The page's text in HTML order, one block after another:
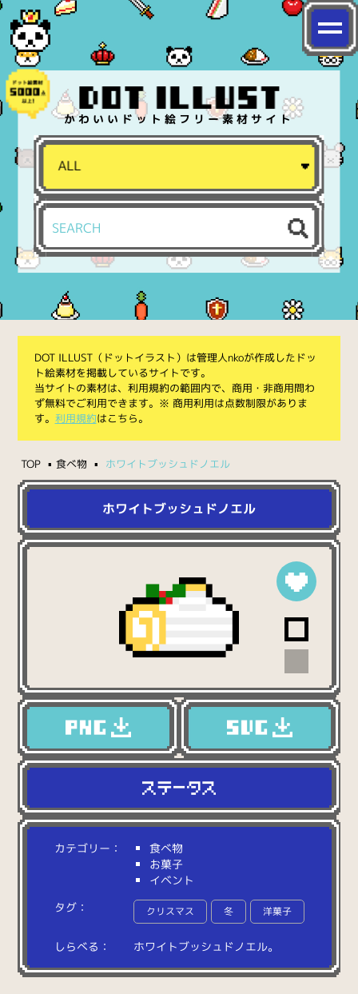
かわいいドット絵フリー素材サイト
DOT ILLUST（ドットイラスト）は管理人nkoが作成したドッ
ト絵素材を掲載しているサイトです。
当サイトの素材は、利用規約の範囲内で、商用・非商用問わ
ず無料でご利用できます。※ 商用利用は点数制限がありま
す。 利用規約はこちら。
TOP 食べ物 ホワイトブッシュドノエル
ホワイトブッシュドノエル
カテゴリー：
食べ物
お菓子
イベント
タグ：
クリスマス 冬 洋菓子
しらべる： ホワイ トブッ シュ ド ノ エル。